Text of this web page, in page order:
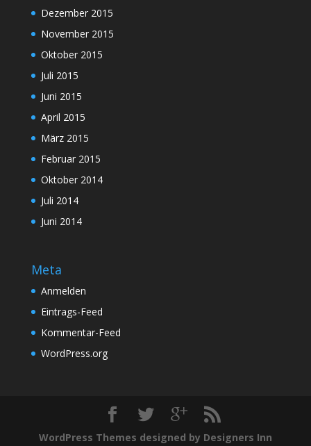
Dezember 2015
November 2015
Oktober 2015
Juli 2015
Juni 2015
April 2015
März 2015
Februar 2015
Oktober 2014
Juli 2014
Juni 2014
Meta
Anmelden
Eintrags-Feed
Kommentar-Feed
WordPress.org
WordPress Themes designed by Designers Inn